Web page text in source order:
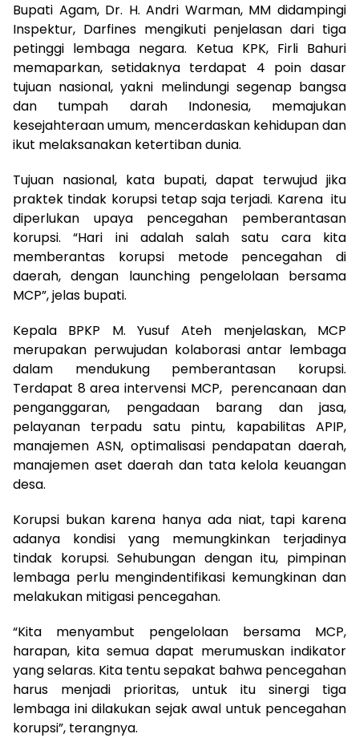
Bupati Agam, Dr. H. Andri Warman, MM didampingi
Inspektur, Darfines mengikuti penjelasan dari tiga
petinggi lembaga negara. Ketua KPK, Firli Bahuri
memaparkan, setidaknya terdapat 4 poin dasar
tujuan nasional, yakni melindungi segenap bangsa
dan tumpah darah Indonesia, memajukan
kesejahteraan umum, mencerdaskan kehidupan dan
ikut melaksanakan ketertiban dunia.
Tujuan nasional, kata bupati, dapat terwujud jika
praktek tindak korupsi tetap saja terjadi. Karena itu
diperlukan upaya pencegahan pemberantasan
korupsi. “Hari ini adalah salah satu cara kita
memberantas korupsi metode pencegahan di
daerah, dengan launching pengelolaan bersama
MCP”, jelas bupati.
Kepala BPKP M. Yusuf Ateh menjelaskan, MCP
merupakan perwujudan kolaborasi antar lembaga
dalam mendukung pemberantasan korupsi.
Terdapat 8 area intervensi MCP, perencanaan dan
penganggaran, pengadaan barang dan jasa,
pelayanan terpadu satu pintu, kapabilitas APIP,
manajemen ASN, optimalisasi pendapatan daerah,
manajemen aset daerah dan tata kelola keuangan
desa.
Korupsi bukan karena hanya ada niat, tapi karena
adanya kondisi yang memungkinkan terjadinya
tindak korupsi. Sehubungan dengan itu, pimpinan
lembaga perlu mengindentifikasi kemungkinan dan
melakukan mitigasi pencegahan.
“Kita menyambut pengelolaan bersama MCP,
harapan, kita semua dapat merumuskan indikator
yang selaras. Kita tentu sepakat bahwa pencegahan
harus menjadi prioritas, untuk itu sinergi tiga
lembaga ini dilakukan sejak awal untuk pencegahan
korupsi”, terangnya.